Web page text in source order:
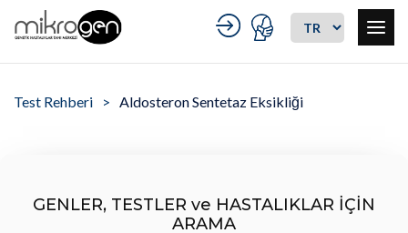
Test Rehberi Aldosteron Sentetaz Eksikliği
GENLER, TESTLER ve HASTALIKLAR İÇİN
ARAMA